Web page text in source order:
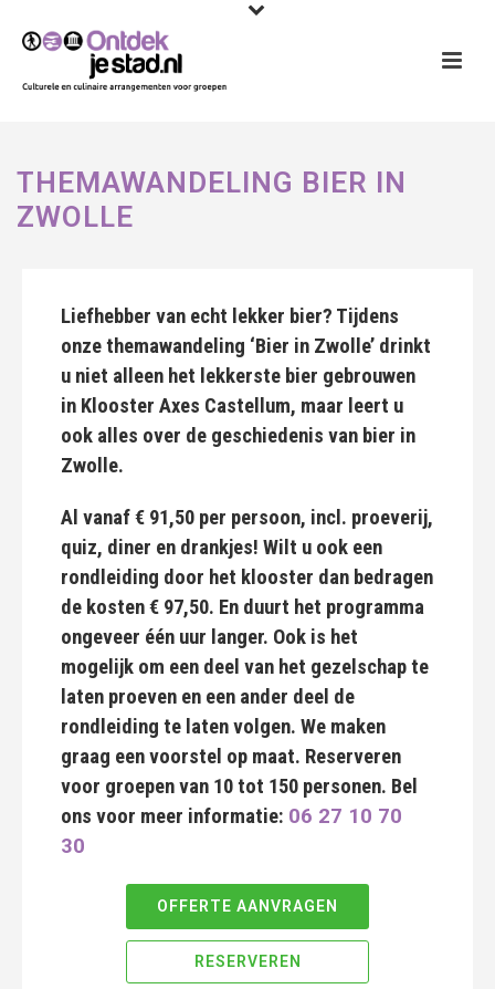
THEMAWANDELING BIER IN
ZWOLLE
Liefhebber van echt lekker bier? Tijdens
onze themawandeling ‘Bier in Zwolle’ drinkt
u niet alleen het lekkerste bier gebrouwen
in Klooster Axes Castellum, maar leert u
ook alles over de geschiedenis van bier in
Zwolle.
Al vanaf € 91,50 per persoon, incl. proeverij,
quiz, diner en drankjes! Wilt u ook een
rondleiding door het klooster dan bedragen
de kosten € 97,50. En duurt het programma
ongeveer één uur langer. Ook is het
mogelijk om een deel van het gezelschap te
laten proeven en een ander deel de
rondleiding te laten volgen. We maken
graag een voorstel op maat. Reserveren
voor groepen van 10 tot 150 personen. Bel
ons voor meer informatie: 06 27 10 70
30
OFFERTE AANVRAGEN
RESERVEREN